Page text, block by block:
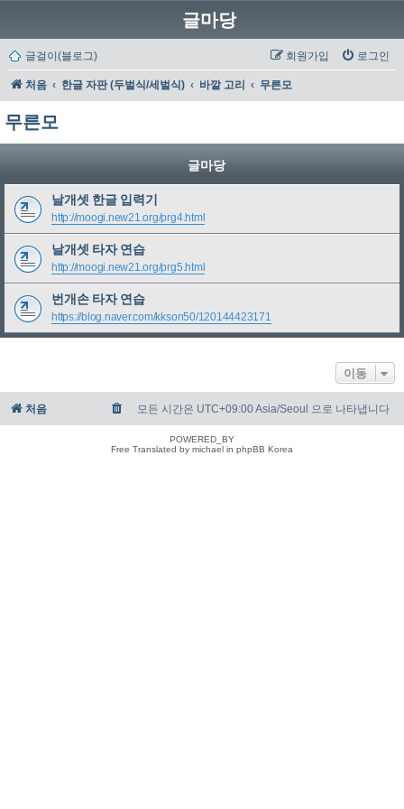
글마당
글걸이(블로그) 로그인
회원가입
처음 한글 자판 (두벌식/세벌식) 바깥 고리 무른모
무른모
글마당
날개셋 한글 입력기
http://moogi.new21.org/prg4.html
날개셋 타자 연습
http://moogi.new21.org/prg5.html
번개손 타자 연습
https://blog.naver.com/kkson50/120144423171
이동
처음 모든 시간은 UTC+09:00 Asia/Seoul 으로 나타냅니다
POWERED_BY
Free Translated by michael in phpBB Korea